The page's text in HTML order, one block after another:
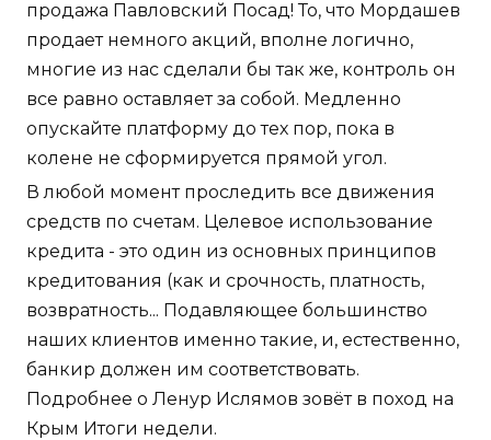
продажа Павловский Посад! То, что Мордашев
продает немного акций, вполне логично,
многие из нас сделали бы так же, контроль он
все равно оставляет за собой. Медленно
опускайте платформу до тех пор, пока в
колене не сформируется прямой угол.
В любой момент проследить все движения
средств по счетам. Целевое использование
кредита - это один из основных принципов
кредитования (как и срочность, платность,
возвратность... Подавляющее большинство
наших клиентов именно такие, и, естественно,
банкир должен им соответствовать.
Подробнее о Ленур Ислямов зовёт в поход на
Крым Итоги недели.